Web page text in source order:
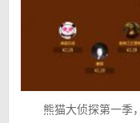
熊猫大侦探第一季